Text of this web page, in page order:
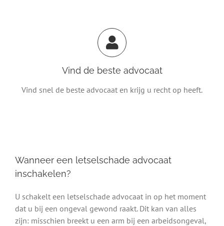
Vind de beste advocaat
Vind snel de beste advocaat en krijg u recht op heeft.
Wanneer een letselschade advocaat
inschakelen?
U schakelt een letselschade advocaat in op het moment
dat u bij een ongeval gewond raakt. Dit kan van alles
zijn: misschien breekt u een arm bij een arbeidsongeval,